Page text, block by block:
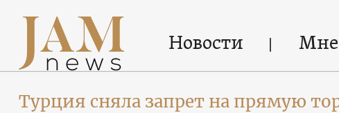
Новости
Турция сняла запрет на прямую